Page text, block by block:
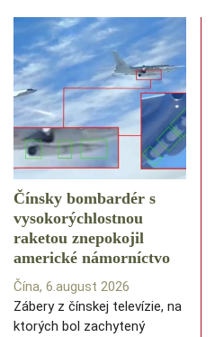
Čínsky bombardér s
vysokorýchlostnou
raketou znepokojil
americké námorníctvo
Čína, 6.august 2026
Zábery z čínskej televízie, na
ktorých bol zachytený